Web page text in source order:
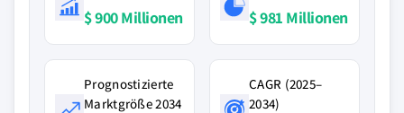
$ 900 Millionen $ 981 Millionen
Prognostizierte
Marktgröße 2034
CAGR (2025–
2034)